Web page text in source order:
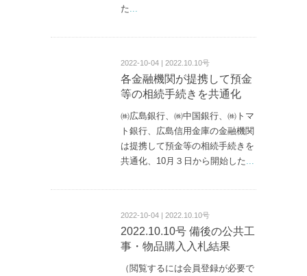
た
2022-10-04 | 2022.10.10号
各金融機関が提携して預金
等の相続手続きを共通化
㈱広島銀行、㈱中国銀行、㈱トマ
ト銀行、広島信用金庫の金融機関
は提携して預金等の相続手続きを
共通化、10月３日から開始した
2022-10-04 | 2022.10.10号
2022.10.10号 備後の公共工
事・物品購入入札結果
（閲覧するには会員登録が必要で